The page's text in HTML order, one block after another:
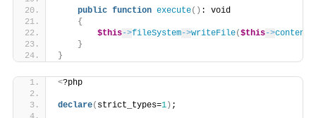
public function execute() : void
{
$this->fileSystem->writeFile($this->content
}
}
<?php
declare( strict_types=1) ;